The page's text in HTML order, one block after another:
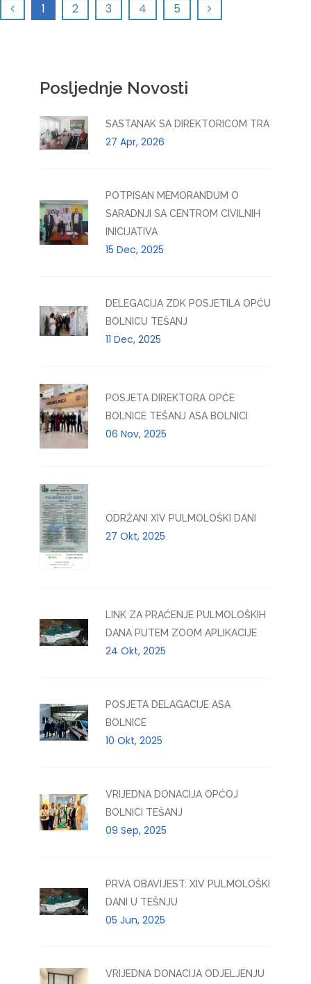
1 2 3 4 5
Posljednje Novosti
SASTANAK SA DIREKTORICOM TRA
27 Apr, 2026
POTPISAN MEMORANDUM O
SARADNJI SA CENTROM CIVILNIH
INICIJATIVA
15 Dec, 2025
DELEGACIJA ZDK POSJETILA OPĆU
BOLNICU TEŠANJ
11 Dec, 2025
POSJETA DIREKTORA OPĆE
BOLNICE TEŠANJ ASA BOLNICI
06 Nov, 2025
ODRŽANI XIV PULMOLOŠKI DANI
27 Okt, 2025
LINK ZA PRAĆENJE PULMOLOŠKIH
DANA PUTEM ZOOM APLIKACIJE
24 Okt, 2025
POSJETA DELAGACIJE ASA
BOLNICE
10 Okt, 2025
VRIJEDNA DONACIJA OPĆOJ
BOLNICI TEŠANJ
09 Sep, 2025
PRVA OBAVIJEST: XIV PULMOLOŠKI
DANI U TEŠNJU
05 Jun, 2025
VRIJEDNA DONACIJA ODJELJENJU